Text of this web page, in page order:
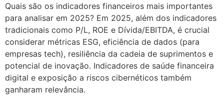
Quais são os indicadores financeiros mais importantes
para analisar em 2025? Em 2025, além dos indicadores
tradicionais como P/L, ROE e Dívida/EBITDA, é crucial
considerar métricas ESG, eficiência de dados (para
empresas tech), resiliência da cadeia de suprimentos e
potencial de inovação. Indicadores de saúde financeira
digital e exposição a riscos cibernéticos também
ganharam relevância.